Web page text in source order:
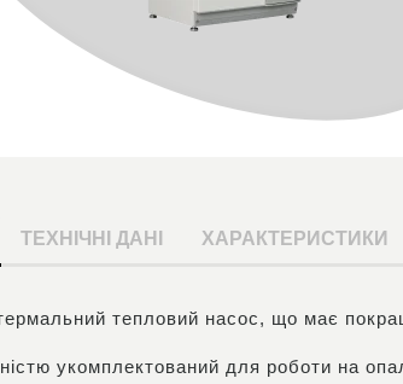
ТЕХНІЧНІ ДАНІ ХАРАКТЕРИСТИКИ
тепловий насос, що має
укомплектований для роботи на